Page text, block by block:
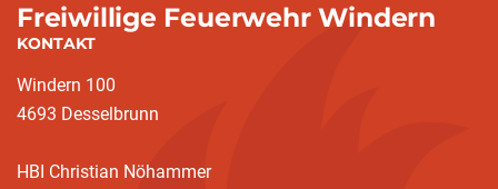
Freiwillige Feuerwehr Windern
KONTAKT
Windern 100
4693 Desselbrunn
HBI Christian Nöhammer